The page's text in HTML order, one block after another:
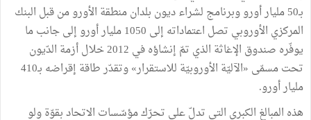
بـ50 مليار أورو وبرنامج لشراء ديون بلدان منطقة الأورو من قبل البنك
المركزي الأوروبي تصل اعتماداته إلى 1050 مليار أورو إلى جانب ما
يوفّره صندوق الإغاثة الذي تمّ إنشاؤه في 2012 خلال أزمة الدّيون
تحت مسمّى «الآليّة الأوروبيّة للاستقرار» وتقدّر طاقة إقراضه بـ410
مليار أورو.
هذه المبالغ الكبرى التي تدلّ على تحرّك مؤسّسات الاتحاد بقوّة ولو